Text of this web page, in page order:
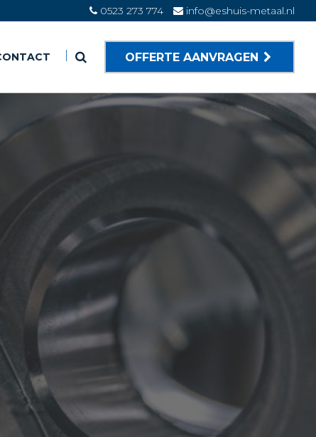
0523 273 774 info@eshuis-metaal.nl
OFFERTE AANVRAGEN